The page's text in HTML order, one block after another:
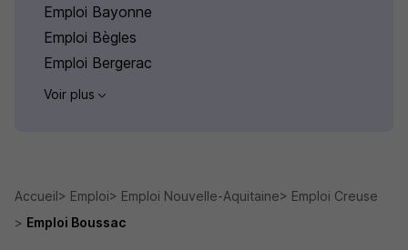
Emploi Bayonne
Emploi Bègles
Emploi Bergerac
Voir plus
Accueil Emploi Emploi Nouvelle-Aquitaine
Emploi Creuse
Emploi Boussac